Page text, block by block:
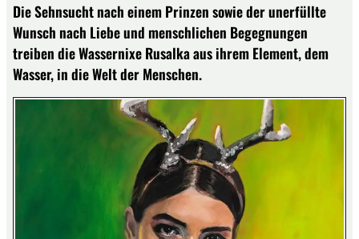
Die Sehnsucht nach einem Prinzen sowie der unerfüllte
Wunsch nach Liebe und menschlichen Begegnungen
treiben die Wassernixe Rusalka aus ihrem Element, dem
Wasser, in die Welt der Menschen.